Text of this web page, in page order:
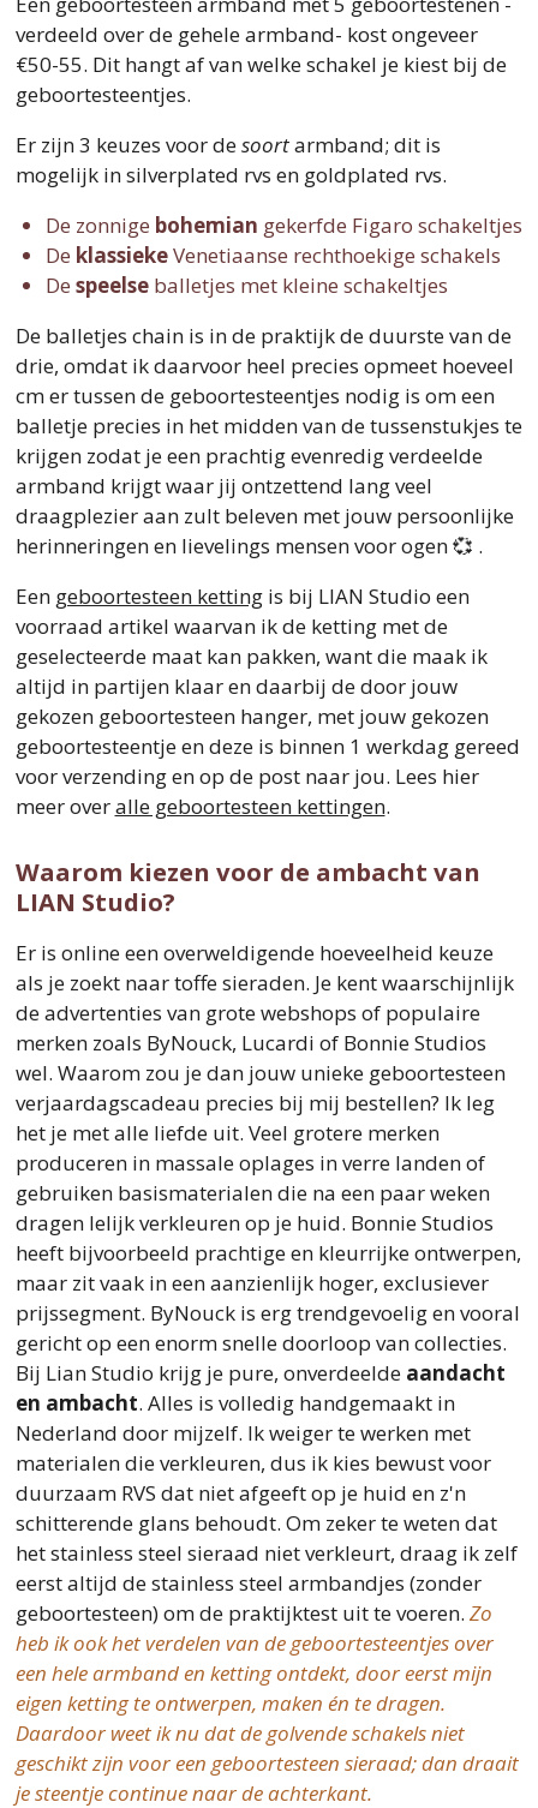
verdeeld over de gehele armband- kost ongeveer
€50-55. Dit hangt af van welke schakel je kiest bij de
geboortesteentjes.
Er zijn 3 keuzes voor desoortarmband; dit is
mogelijk in silverplated rvs en goldplated rvs.
De zonnige bohemian gekerfde Figaro schakeltjes
De klassiekeVenetiaanse rechthoekige schakels
De speelse balletjes met kleine schakeltjes
De balletjes chain is in de praktijk de duurste van de
drie, omdat ik daarvoor heel precies opmeet hoeveel
cm er tussen de geboortesteentjes nodig is om een
balletje precies in het midden van de tussenstukjes te
krijgen zodat je een prachtig evenredig verdeelde
armband krijgt waar jij ontzettend lang veel
draagplezier aan zult beleven met jouw persoonlijke
herinneringen en lievelings mensen voor ogen 💞 .
Een geboortesteen kettingis bij LIAN Studio een
voorraad artikel waarvan ik de ketting met de
geselecteerde maat kan pakken, want die maak ik
altijd in partijen klaar en daarbij de door jouw
gekozen geboortesteen hanger, met jouw gekozen
geboortesteentje en deze is binnen 1 werkdag gereed
voor verzending en op de post naar jou. Lees hier
meer overalle geboortesteen kettingen.
Waarom kiezen voor de ambacht van
LIAN Studio?
Er is online een overweldigende hoeveelheid keuze
als je zoekt naar toffe sieraden. Je kent waarschijnlijk
de advertenties van grote webshops of populaire
merken zoals ByNouck, Lucardi of Bonnie Studios
wel. Waarom zou je dan jouw unieke geboortesteen
verjaardagscadeau precies bij mij bestellen? Ik leg
het je met alle liefde uit. Veel grotere merken
produceren in massale oplages in verre landen of
gebruiken basismaterialen die na een paar weken
dragen lelijk verkleuren op je huid. Bonnie Studios
heeft bijvoorbeeld prachtige en kleurrijke ontwerpen,
maar zit vaak in een aanzienlijk hoger, exclusiever
prijssegment. ByNouck is erg trendgevoelig en vooral
gericht op een enorm snelle doorloop van collecties.
Bij Lian Studio krijg je pure, onverdeelde aandacht
en ambacht. Alles is volledig handgemaakt in
Nederland door mijzelf. Ik weiger te werken met
materialen die verkleuren, dus ik kies bewust voor
duurzaam RVS dat niet afgeeft op je huid en z'n
schitterende glans behoudt. Om zeker te weten dat
het stainless steel sieraad niet verkleurt, draag ik zelf
eerst altijd de stainless steel armbandjes (zonder
geboortesteen) om de praktijktest uit te voeren. Zo
heb ik ook het verdelen van de geboortesteentjes over
een hele armband en ketting ontdekt, door eerst mijn
eigen ketting te ontwerpen, maken én te dragen.
Daardoor weet ik nu dat de golvende schakels niet
geschikt zijn voor een geboortesteen sieraad; dan draait
je steentje continue naar de achterkant.